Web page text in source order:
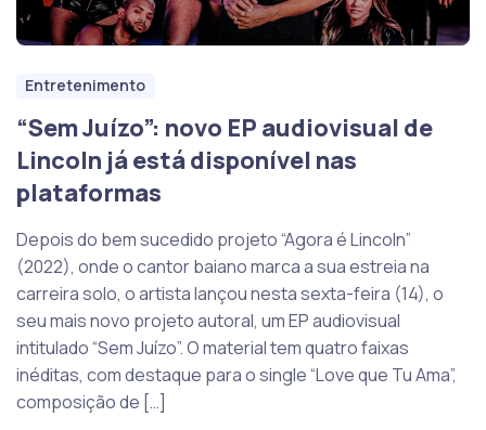
Entretenimento
“Sem Juízo”: novo EP audiovisual de
Lincoln já está disponível nas
plataformas
Depois do bem sucedido projeto “Agora é Lincoln”
(2022), onde o cantor baiano marca a sua estreia na
carreira solo, o artista lançou nesta sexta-feira (14), o
seu mais novo projeto autoral, um EP audiovisual
intitulado “Sem Juízo”. O material tem quatro faixas
inéditas, com destaque para o single “Love que Tu Ama”,
composição de […]